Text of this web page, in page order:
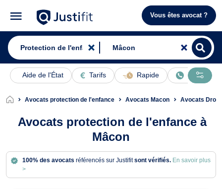
Vous êtes avocat ?
Aide de l'État Tarifs Rapide En ligne
Avocats protection de l'enfance Avocats Macon Avocats Droit
Avocats protection de l'enfance à
Mâcon
100% des avocats référencés sur Justifitsont vérifiés. En savoir plus
>